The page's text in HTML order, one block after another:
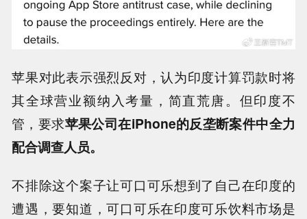
苹果对此表示强烈反对，认为印度计算罚款时将
其全球营业额纳入考量，简直荒唐。但印度不
管，要求苹果公司在iPhone的反垄断案件中全力
配合调查人员。
不排除这个案子让可口可乐想到了自己在印度的
遭遇，要知道，可口可乐在印度可乐饮料市场是